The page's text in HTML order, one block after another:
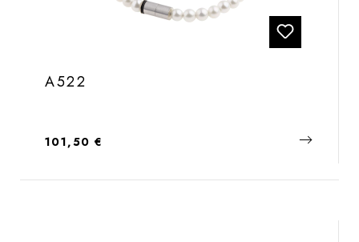
A522
Regulärer Preis:
101,50 €